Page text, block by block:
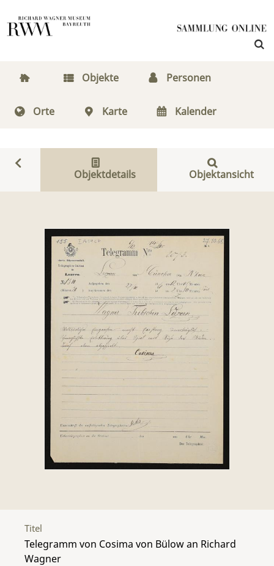
Objekte Personen
Orte Karte Kalender
Objektdetails Objektansicht
Titel
Telegramm von Cosima von Bülow an Richard
Wagner